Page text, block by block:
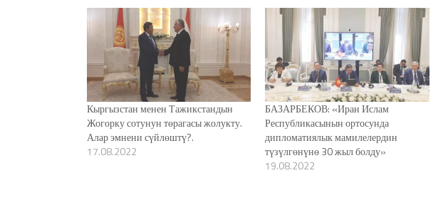
Кыргызстан менен Тажикстандын
Жогорку сотунун төрагасы жолукту.
Алар эмнени сүйлөштү?.
17.08.2022
БАЗАРБЕКОВ: «Иран Ислам
Республикасынын ортосунда
дипломатиялык мамилелердин
түзүлгөнүнө 30 жыл болду»
19.08.2022